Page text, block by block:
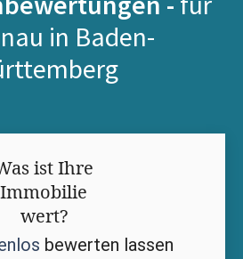
in Baden-
ist Ihre
Immobilie
wert?
bewerten lassen